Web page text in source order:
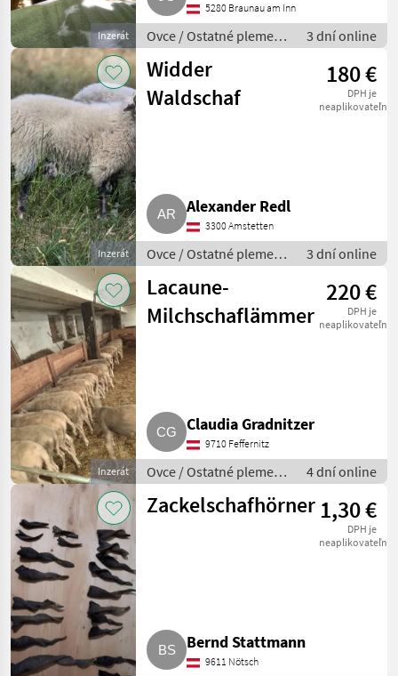
Inzerát
5280 Braunau am Inn
Ovce / Ostatné plemená
oviec
3 dní online
Inzerát
Widder
Waldschaf
180 €
DPH je
neaplikovateľné
Alexander Redl
3300 Amstetten
Ovce / Ostatné plemená
oviec
3 dní online
Inzerát
Lacaune-
Milchschaflämmer
220 €
DPH je
neaplikovateľné
Claudia Gradnitzer
9710 Feffernitz
Ovce / Ostatné plemená
oviec
4 dní online
Zackelschafhörner 1,30 €
DPH je
neaplikovateľné
Bernd Stattmann
9611 Nötsch